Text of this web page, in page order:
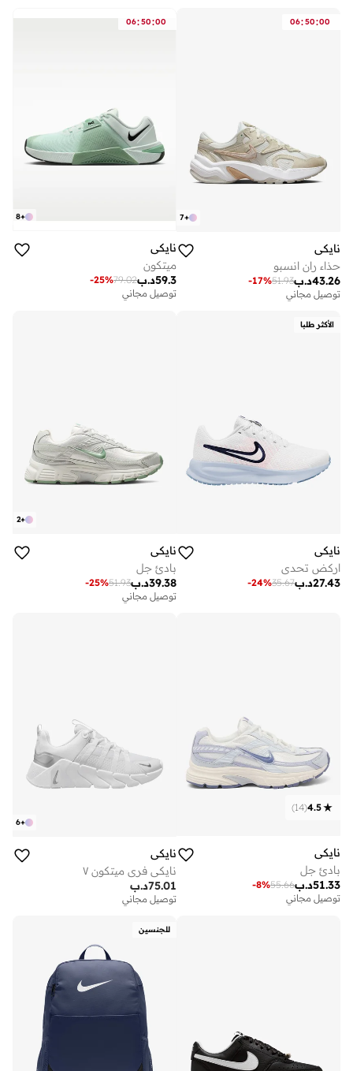
06:50:00
+
7
نايكي
حذاء ران انسبو
د.ب43.26
51.93
-17%
توصيل مجاني
06:50:00
+
8
نايكي
ميتكون
د.ب59.3
79.02
-25%
توصيل مجاني
الأكثر طلبا
نايكي
اركض تحدى
د.ب27.43
35.67
-24%
+
2
نايكي
بادئ جل
د.ب39.38
51.93
-25%
توصيل مجاني
4.5
(
14
)
نايكي
بادئ جل
د.ب51.33
55.66
-8%
توصيل مجاني
+
6
نايكي
نايكي فري ميتكون ٧
د.ب75.01
توصيل مجاني
للجنسين